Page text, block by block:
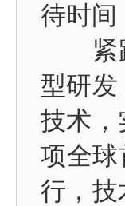
待时间
紧跟
型研发
技术，
项全球
行，技